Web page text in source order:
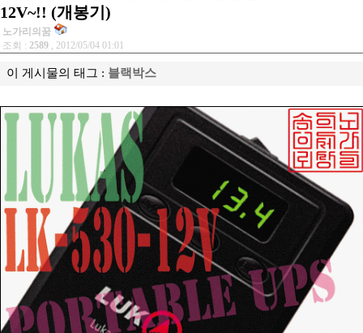
12V~!! (개봉기)
노가리의꿈
조회 : 2589 , 2012/05/04 01:01
이 게시물의 태그 : 블랙박스